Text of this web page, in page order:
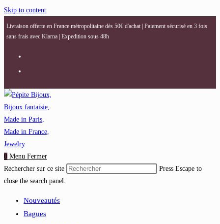
Skip to content
Livraison offerte en France métropolitaine dès 50€ d'achat | Paiement sécurisé en 3 fois
sans frais avec Klarna | Expedition sous 48h
0 Menu Fermer
Rechercher sur ce site
Press Escape to
close the search panel.
Nouveautés
Bagues